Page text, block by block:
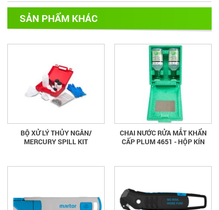
SẢN PHẨM KHÁC
BỘ XỬ LÝ THỦY NGÂN/
MERCURY SPILL KIT
CHAI NƯỚC RỬA MẮT KHẨN
CẤP PLUM 4651 - HỘP KÍN